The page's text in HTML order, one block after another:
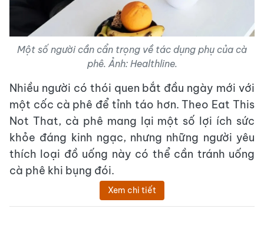
Một số người cần cẩn trọng về tác dụng phụ của cà
phê. Ảnh: Healthline.
Nhiều người có thói quen bắt đầu ngày mới với
một cốc cà phê để tỉnh táo hơn. Theo Eat This
Not That, cà phê mang lại một số lợi ích sức
khỏe đáng kinh ngạc, nhưng những người yêu
thích loại đồ uống này có thể cần tránh uống
cà phê khi bụng đói.
Xem chi tiết